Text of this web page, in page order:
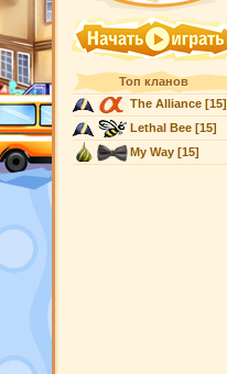
Топ кланов
The Alliance[15]
Lethal Bee[15]
My Way[15]